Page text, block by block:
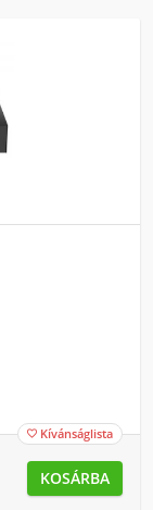
 Kívánságlista
KOSÁRBA